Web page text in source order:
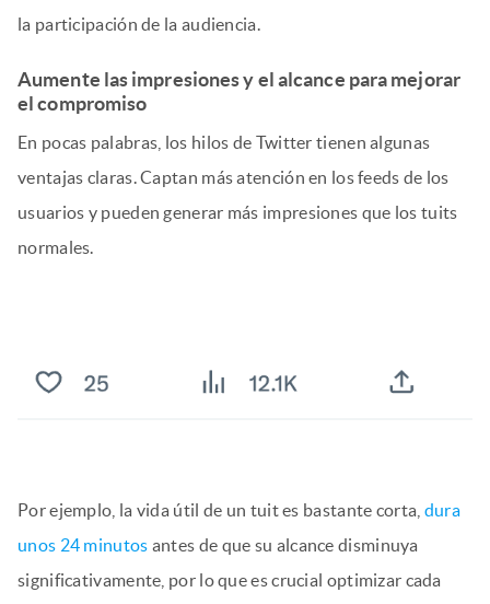
la participación de la audiencia.
Aumente las impresiones y el alcance para mejorar
el compromiso
En pocas palabras, los hilos de Twitter tienen algunas
ventajas claras. Captan más atención en los feeds de los
usuarios y pueden generar más impresiones que los tuits
normales.
Por ejemplo, la vida útil de un tuit es bastante corta, dura
unos 24 minutos antes de que su alcance disminuya
significativamente, por lo que es crucial optimizar cada